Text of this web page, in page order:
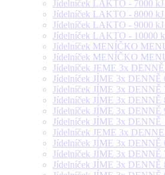
Jídelníček LAKTO - 7000 kJ
Jídelníček LAKTO - 8000 kJ
Jídelníček LAKTO - 9000 kJ
Jídelníček LAKTO - 10000
Jídelníček MENÍČKO
Jídelníček MENÍČKO
Jídelníček JEME 3x
Jídelníček JÍME 3x DENNĚ
Jídelníček JÍME 3x DENNĚ
Jídelníček JÍME 3x DENNĚ
Jídelníček JÍME 3x DENNĚ
Jídelníček JÍME 3x DENNĚ
Jídelníček JEME 3x
Jídelníček JÍME 3x DENNĚ
Jídelníček JÍME 3x DENNĚ
Jídelníček JÍME 3x DENNĚ